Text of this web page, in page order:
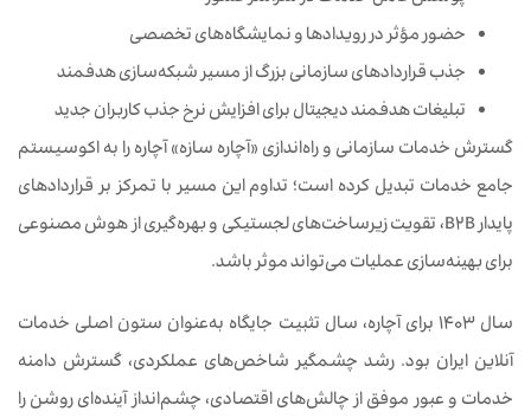
حضور مؤثر در رویدادها و نمایشگاه‌های تخصصی
جذب قراردادهای سازمانی بزرگ از مسیر شبکه‌سازی هدفمند
تبلیغات هدفمند دیجیتال برای افزایش نرخ جذب کاربران جدید
گسترش خدمات سازمانی و راه‌اندازی «آچاره سازه» آچاره را به اکوسیستم
جامع خدمات تبدیل کرده است؛ تداوم این مسیر با تمرکز بر قراردادهای
پایدار B2B، تقویت زیرساخت‌های لجستیکی و بهره‌گیری از هوش مصنوعی
برای بهینه‌سازی عملیات می‌تواند موثر باشد.
سال ۱۴۰۳ برای آچاره، سال تثبیت جایگاه به‌عنوان ستون اصلی خدمات
آنلاین ایران بود. رشد چشمگیر شاخص‌های عملکردی، گسترش دامنه
خدمات و عبور موفق از چالش‌های اقتصادی، چشم‌انداز آینده‌ای روشن را